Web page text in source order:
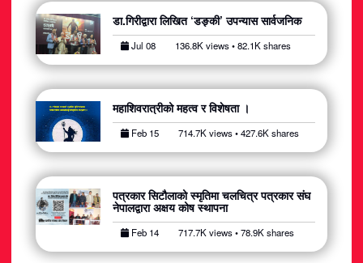
डा.गिरीद्वारा लिखित ‘डङ्की’ उपन्यास सार्वजनिक
Jul 08 136.8K views • 82.1K shares
महाशिवरात्रीको महत्व र विशेषता ।
Feb 15 714.7K views • 427.6K shares
पत्रकार सिटौलाको स्मृतिमा चलचित्र पत्रकार संघ
नेपालद्वारा अक्षय कोष स्थापना
Feb 14 717.7K views • 78.9K shares